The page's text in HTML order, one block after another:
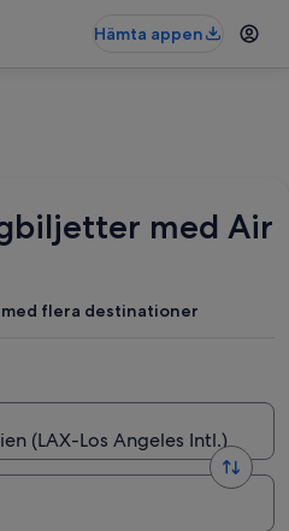
Hämta appen
med Air
med flera destinationer
(LAX-Los Angeles Intl.)